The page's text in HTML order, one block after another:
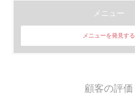
顧客の評価
メニュー
メニューを発見する